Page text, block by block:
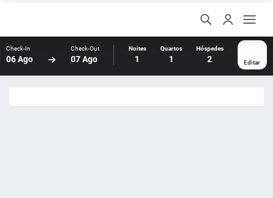
Check-In
06 Ago
Check-Out
07 Ago
Noites
1
Quartos
1
Hóspedes
2 Editar